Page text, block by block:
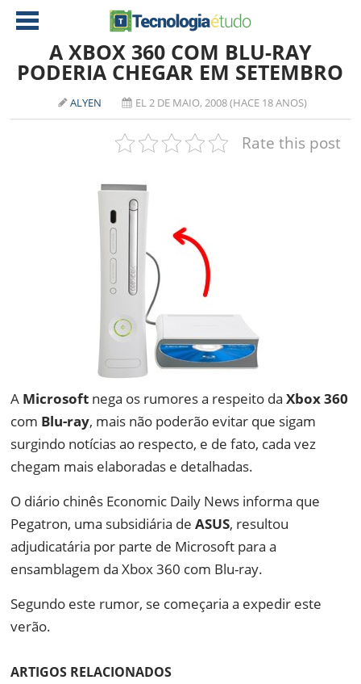
AMD
TABLETS
A XBOX 360 COM BLU-RAY
PODERIA CHEGAR EM SETEMBRO
ALYEN EL 2 DE MAIO, 2008 (HACE 18 ANOS)
Rate this post
A Microsoft nega os rumores a respeito daXbox 360
com Blu-ray, mais não poderão evitar que sigam
surgindo notícias ao respecto, e de fato, cada vez
chegam mais elaboradas e detalhadas.
O diário chinês Economic Daily News informa que
Pegatron, uma subsidiária deASUS, resultou
adjudicatária por parte de Microsoft para a
ensamblagem da Xbox 360 com Blu-ray.
Segundo este rumor, se começaria a expedir este
verão.
ARTIGOS RELACIONADOS